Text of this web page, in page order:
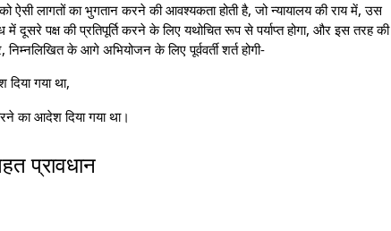
लागतों का भुगतान करने की आवश्यकता होती है, जो न्यायालय की राय में, उस
दूसरे पक्ष की प्रतिपूर्ति करने के लिए यथोचित रूप से पर्याप्त होगा, और इस तरह की
के आगे अभियोजन के लिए पूर्ववर्ती शर्त होगी-
दिया गया था,
का आदेश दिया गया था।
प्रावधान